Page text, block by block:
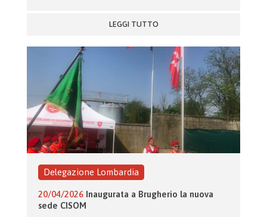
LEGGI TUTTO
Delegazione Lombardia
20/04/2026 Inaugurata a Brugherio la nuova
sede CISOM